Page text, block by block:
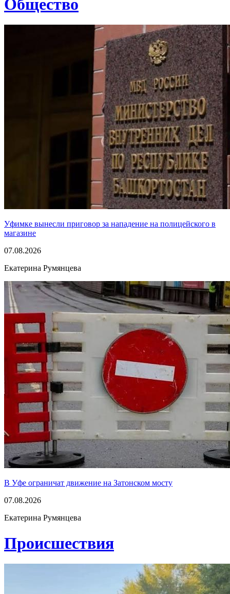
Общество
Уфимке вынесли приговор за нападение на полицейского в
магазине
07.08.2026
Екатерина Румянцева
В Уфе ограничат движение на Затонском мосту
07.08.2026
Екатерина Румянцева
Проиcшествия